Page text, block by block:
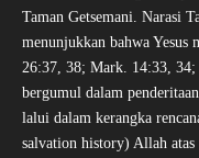
Taman Getsemani. Narasi
menunjukkan bahwa Yesus
26:37, 38; Mark. 14:33,
bergumul dalam
lalui dalam kerangka
salvation history) Allah atas